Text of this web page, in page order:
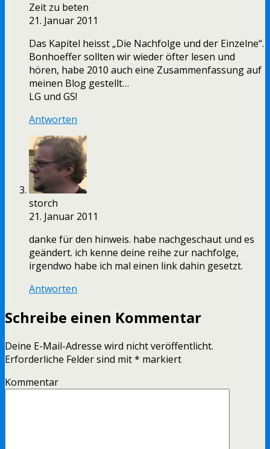
Zeit zu beten
21. Januar 2011
Das Kapitel heisst „Die Nachfolge und der Einzelne“.
Bonhoeffer sollten wir wieder öfter lesen und
hören, habe 2010 auch eine Zusammenfassung auf
meinen Blog gestellt…
LG und GS!
Antworten
storch
21. Januar 2011
danke für den hinweis. habe nachgeschaut und es
geändert. ich kenne deine reihe zur nachfolge,
irgendwo habe ich mal einen link dahin gesetzt.
Antworten
Schreibe einen Kommentar
Deine E-Mail-Adresse wird nicht veröffentlicht.
Erforderliche Felder sind mit* markiert
Kommentar